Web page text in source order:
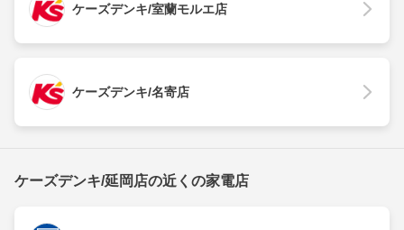
ケーズデンキ/室蘭モルエ店
ケーズデンキ/名寄店
ケーズデンキ/延岡店の近くの家電店